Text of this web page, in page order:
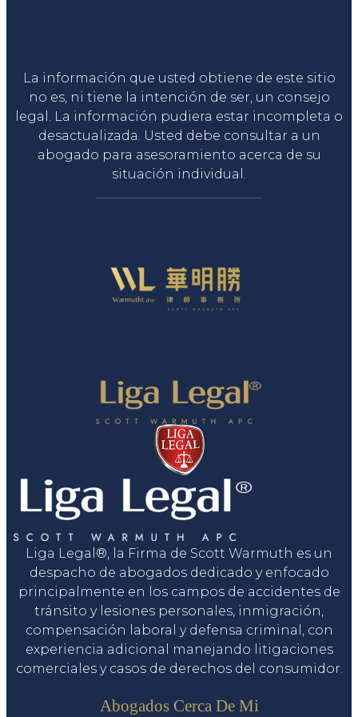
La información que usted obtiene de este sitio
no es, ni tiene la intención de ser, un consejo
legal. La información pudiera estar incompleta o
desactualizada. Usted debe consultar a un
abogado para asesoramiento acerca de su
situación individual.
Liga Legal®, la Firma de Scott Warmuth es un
despacho de abogados dedicado y enfocado
principalmente en los campos de accidentes de
tránsito y lesiones personales, inmigración,
compensación laboral y defensa criminal, con
experiencia adicional manejando litigaciones
comerciales y casos de derechos del consumidor.
Abogados Cerca De Mi